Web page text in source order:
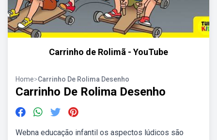
Carrinho de Rolimã - YouTube
Home>Carrinho De Rolima Desenho
Carrinho De Rolima Desenho
Webna educação infantil os aspectos lúdicos são